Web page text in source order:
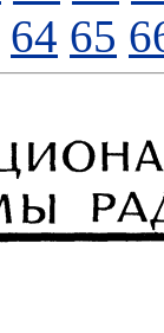
64 65